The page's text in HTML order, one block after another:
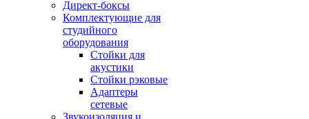
Директ-боксы
Комплектующие для
студийного
оборудования
Стойки для
акустики
Стойки рэковые
Адаптеры
сетевые
Звукоизоляция и